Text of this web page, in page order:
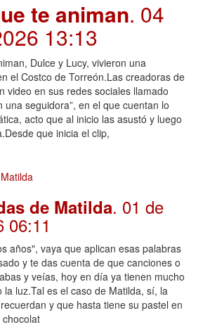
te animan. 04
13:13
Dulce y Lucy, vivieron una
el Costco de Torreón.Las creadoras de
video en sus redes sociales llamado
una seguidora”, en el que cuentan lo
acto que al inicio las asustó y luego
que inicia el clip,
de Matilda. 01 de
06:11
años", vaya que aplican esas palabras
y te das cuenta de que canciones o
y veías, hoy en día ya tienen mucho
luz.Tal es el caso de Matilda, sí, la
y que hasta tiene su pastel en